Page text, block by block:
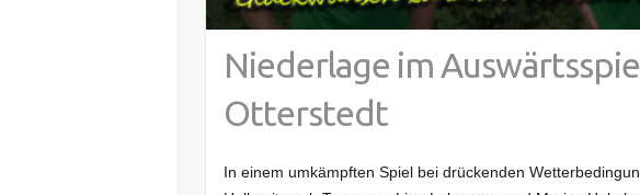
Niederlage im
Otterstedt
In einem umkämpften Spiel bei drückenden